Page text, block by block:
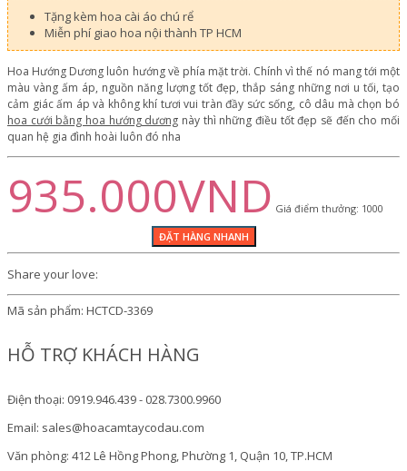
Tặng kèm hoa cài áo chú rể
Miễn phí giao hoa nội thành TP HCM
Hoa Hướng Dương luôn hướng về phía mặt trời. Chính vì thế nó mang tới một
màu vàng ấm áp, nguồn năng lượng tốt đẹp, thắp sáng những nơi u tối, tạo
cảm giác ấm áp và không khí tươi vui tràn đầy sức sống, cô dâu mà chọn bó
hoa cưới bằng hoa hướng dương này thì những điều tốt đẹp sẽ đến cho mối
quan hệ gia đình hoài luôn đó nha
935.000VND Giá điểm thưởng: 1000
Share your love:
Mã sản phẩm: HCTCD-3369
HỖ TRỢ KHÁCH HÀNG
Điện thoại: 0919.946.439 - 028.7300.9960
Email: sales@hoacamtaycodau.com
Văn phòng: 412 Lê Hồng Phong, Phường 1, Quận 10, TP.HCM